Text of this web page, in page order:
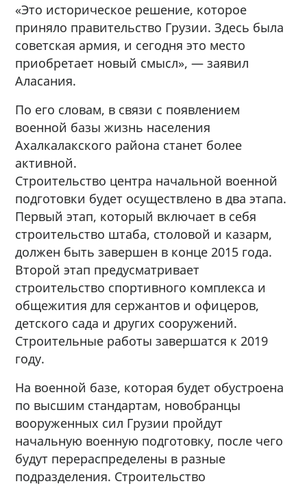
«Это историческое решение, которое
приняло правительство Грузии. Здесь была
советская армия, и сегодня это место
приобретает новый смысл», — заявил
Аласания.
По его словам, в связи с появлением
военной базы жизнь населения
Ахалкалакского района станет более
активной.
Строительство центра начальной военной
подготовки будет осуществлено в два этапа.
Первый этап, который включает в себя
строительство штаба, столовой и казарм,
должен быть завершен в конце 2015 года.
Второй этап предусматривает
строительство спортивного комплекса и
общежития для сержантов и офицеров,
детского сада и других сооружений.
Строительные работы завершатся к 2019
году.
На военной базе, которая будет обустроена
по высшим стандартам, новобранцы
вооруженных сил Грузии пройдут
начальную военную подготовку, после чего
будут перераспределены в разные
подразделения. Строительство